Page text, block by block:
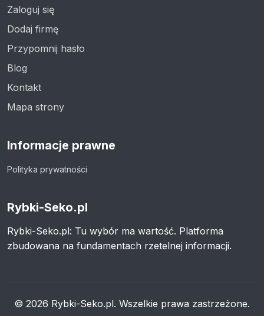
Zaloguj się
Dodaj firmę
Przypomnij hasło
Blog
Kontakt
Mapa strony
Informacje prawne
Polityka prywatności
Rybki-Seko.pl
Rybki-Seko.pl: Tu wybór ma wartość. Platforma
zbudowana na fundamentach rzetelnej informacji.
© 2026 Rybki-Seko.pl. Wszelkie prawa zastrzeżone.